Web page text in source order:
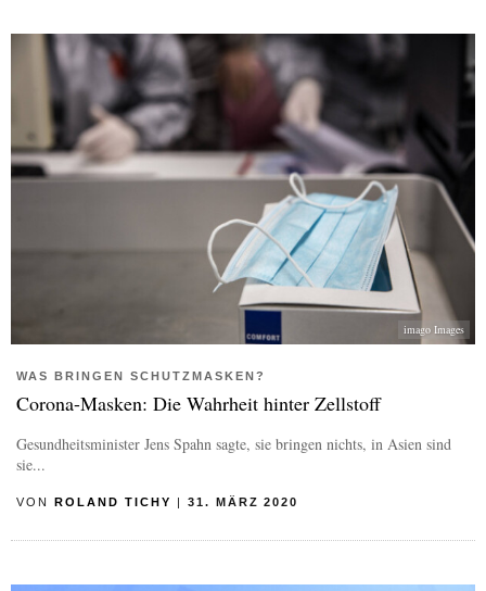
imago Images
WAS BRINGEN SCHUTZMASKEN?
Corona-Masken: Die Wahrheit hinter Zellstoff
Gesundheitsminister Jens Spahn sagte, sie bringen nichts, in Asien sind
sie...
VON ROLAND TICHY | 31. MÄRZ 2020